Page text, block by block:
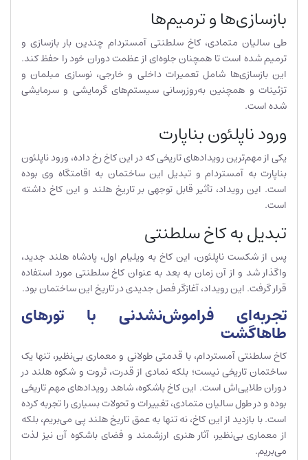
بازسازی‌ها و ترمیم‌ها
طی سالیان متمادی، کاخ سلطنتی آمستردام چندین بار بازسازی و
ترمیم شده است تا همچنان جلوه‌ای از عظمت دوران خود را حفظ کند.
این بازسازی‌ها شامل تعمیرات داخلی و خارجی، نوسازی مبلمان و
تزئینات و همچنین به‌روزرسانی سیستم‌های گرمایشی و سرمایشی
شده است.
ورود ناپلئون بناپارت
یکی از مهم‌ترین رویدادهای تاریخی که در این کاخ رخ داده، ورود ناپلئون
بناپارت به آمستردام و تبدیل این ساختمان به اقامتگاه وی بوده
است. این رویداد، تأثیر قابل توجهی بر تاریخ هلند و این کاخ داشته
است.
تبدیل به کاخ سلطنتی
پس از شکست ناپلئون، این کاخ به ویلیام اول، پادشاه هلند جدید،
واگذار شد و از آن زمان به بعد به عنوان کاخ سلطنتی مورد استفاده
قرار گرفت. این رویداد، آغازگر فصل جدیدی در تاریخ این ساختمان بود.
تجربه‌ای فراموش‌نشدنی با تورهای
طاهاگشت
کاخ سلطنتی آمستردام، با قدمتی طولانی و معماری بی‌نظیر، تنها یک
ساختمان تاریخی نیست؛ بلکه نمادی از قدرت، ثروت و شکوه هلند در
دوران طلایی‌اش است. این کاخ باشکوه، شاهد رویدادهای مهم تاریخی
بوده و در طول سالیان متمادی، تغییرات و تحولات بسیاری را تجربه کرده
است. با بازدید از این کاخ، نه تنها به عمق تاریخ هلند پی می‌بریم، بلکه
از معماری بی‌نظیر، آثار هنری ارزشمند و فضای باشکوه آن نیز لذت
می‌بریم.